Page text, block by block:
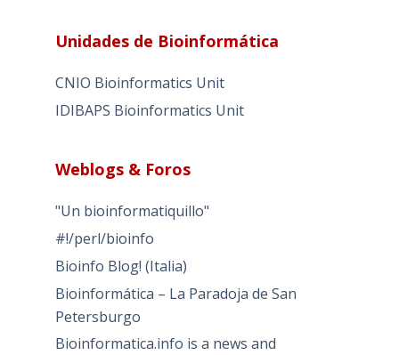
Unidades de Bioinformática
CNIO Bioinformatics Unit
IDIBAPS Bioinformatics Unit
Weblogs & Foros
"Un bioinformatiquillo"
#!/perl/bioinfo
Bioinfo Blog! (Italia)
Bioinformática – La Paradoja de San
Petersburgo
Bioinformatica.info is a news and